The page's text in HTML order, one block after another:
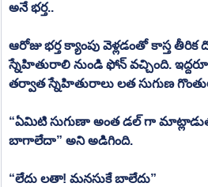
అనే భర్త..
ఆరోజు భర్త క్యాంపు వెళ్లడంతో కాస్త
స్నేహితురాలి నుండి ఫోన్ వచ్చింది.
తర్వాత స్నేహితురాలు లత సుగుణ
“ఏమిటి సుగుణా అంత డల్ గా
బాగాలేదా” అని అడిగింది.
“లేదు లతా! మనసుకే బాలేదు”